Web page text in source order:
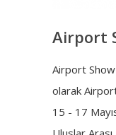
Airport
Airport
olarak
15 - 17